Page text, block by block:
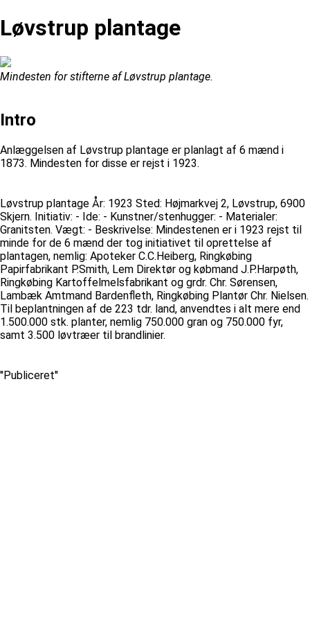
Løvstrup plantage
Mindesten for stifterne af Løvstrup plantage.
Intro
Anlæggelsen af Løvstrup plantage er planlagt af 6 mænd i
1873. Mindesten for disse er rejst i 1923.
Løvstrup plantage År: 1923 Sted: Højmarkvej 2, Løvstrup, 6900
Skjern. Initiativ: - Ide: - Kunstner/stenhugger: - Materialer:
Granitsten. Vægt: - Beskrivelse: Mindestenen er i 1923 rejst til
minde for de 6 mænd der tog initiativet til oprettelse af
plantagen, nemlig: Apoteker C.C.Heiberg, Ringkøbing
Papirfabrikant P.Smith, Lem Direktør og købmand J.P.Harpøth,
Ringkøbing Kartoffelmelsfabrikant og grdr. Chr. Sørensen,
Lambæk Amtmand Bardenfleth, Ringkøbing Plantør Chr. Nielsen.
Til beplantningen af de 223 tdr. land, anvendtes i alt mere end
1.500.000 stk. planter, nemlig 750.000 gran og 750.000 fyr,
samt 3.500 løvtræer til brandlinier.
''Publiceret''